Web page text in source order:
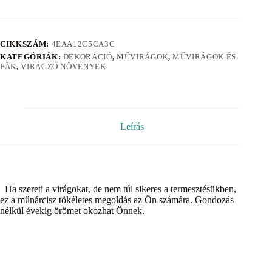
CIKKSZÁM: 4EAA12C5CA3C
KATEGÓRIÁK: DEKORÁCIÓ, MŰVIRÁGOK,MŰVIRÁGOK ÉS
FÁK,VIRÁGZÓ NÖVÉNYEK
Leírás
Ha szereti a virágokat, de nem túl sikeres a termesztésükben,
ez a műnárcisz tökéletes megoldás az Ön számára. Gondozás
nélkül évekig örömet okozhat Önnek.